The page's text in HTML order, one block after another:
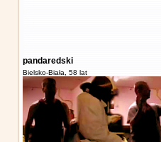
pandaredski
Bielsko-Biała, 58 lat